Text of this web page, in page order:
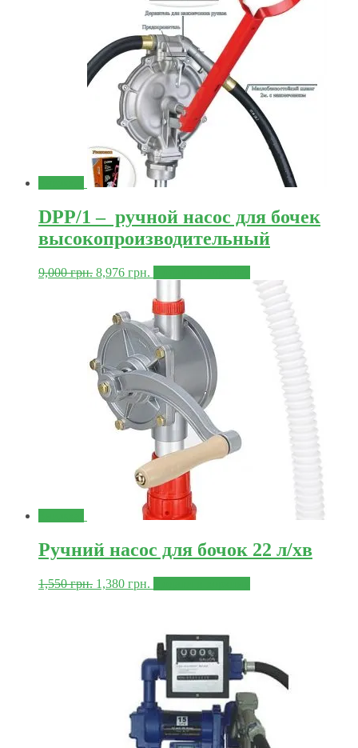
DPP/1 – ручной насос для бочек
высокопроизводительный
9,000грн. 8,976 грн.
Ручний насос для бочок 22 л/хв
1,550грн. 1,380 грн.